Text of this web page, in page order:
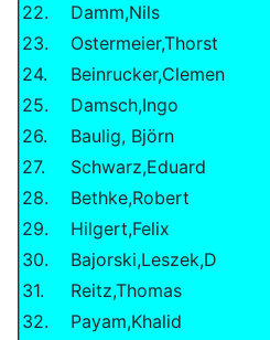
22.
Damm,Nils
23.
Ostermeier,Thorst
24.
Beinrucker,Clemen
25.
Damsch,Ingo
26.
Baulig, Björn
27.
Schwarz,Eduard
28.
Bethke,Robert
29.
Hilgert,Felix
30.
Bajorski,Leszek,D
31.
Reitz,Thomas
32.
Payam,Khalid